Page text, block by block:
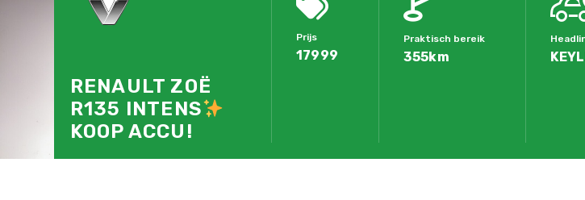
RENAULT ZOË
R135 INTENS
KOOP ACCU!
Prijs
17999
Praktisch bereik
355km